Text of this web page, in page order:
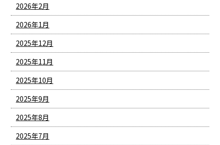
2026年2月
2026年1月
2025年12月
2025年11月
2025年10月
2025年9月
2025年8月
2025年7月